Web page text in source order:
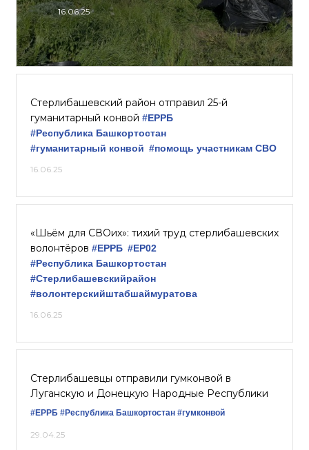
16.06.25
Стерлибашевский район отправил 25-й
гуманитарный конвой #ЕРРБ
#Республика Башкортостан
#гуманитарный конвой #помощь участникам СВО
16.06.25
«Шьём для СВОих»: тихий труд стерлибашевских
волонтёров #ЕРРБ #ЕР02
#Республика Башкортостан
#Стерлибашевскийрайон
#волонтерскийштабшаймуратова
16.06.25
Стерлибашевцы отправили гумконвой в
Луганскую и Донецкую Народные Республики
#ЕРРБ #Республика Башкортостан #гумконвой
29.04.25